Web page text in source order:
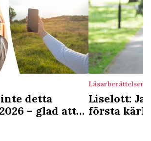
detta
– glad att
Läsarberättelser
Liselott:
första